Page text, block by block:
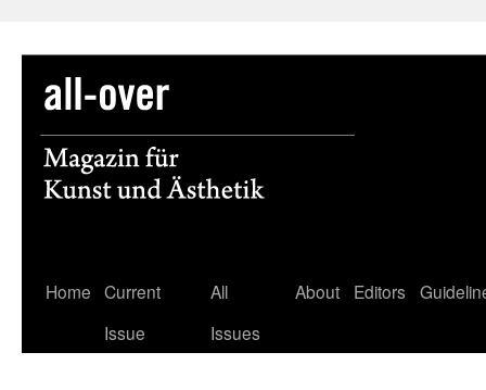
Skip
Home Current
Issue
All
Issues
About Editors